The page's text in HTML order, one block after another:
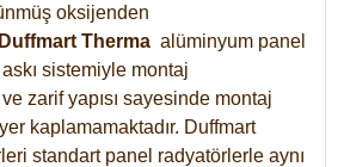
oksijenden
Duffmart Therma alüminyum panel
sistemiyle montaj
zarif yapısı sayesinde montaj
kaplamamaktadır. Duffmart
standart panel radyatörlerle aynı